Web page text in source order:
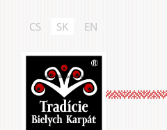
obsah
Tradície Bielych Karpát
CS SK EN